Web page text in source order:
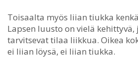
Toisaalta myös liian tiukka
Lapsen luusto on vielä
tarvitsevat tilaa liikkua. Oikea
ei liian löysä, ei liian tiukka.